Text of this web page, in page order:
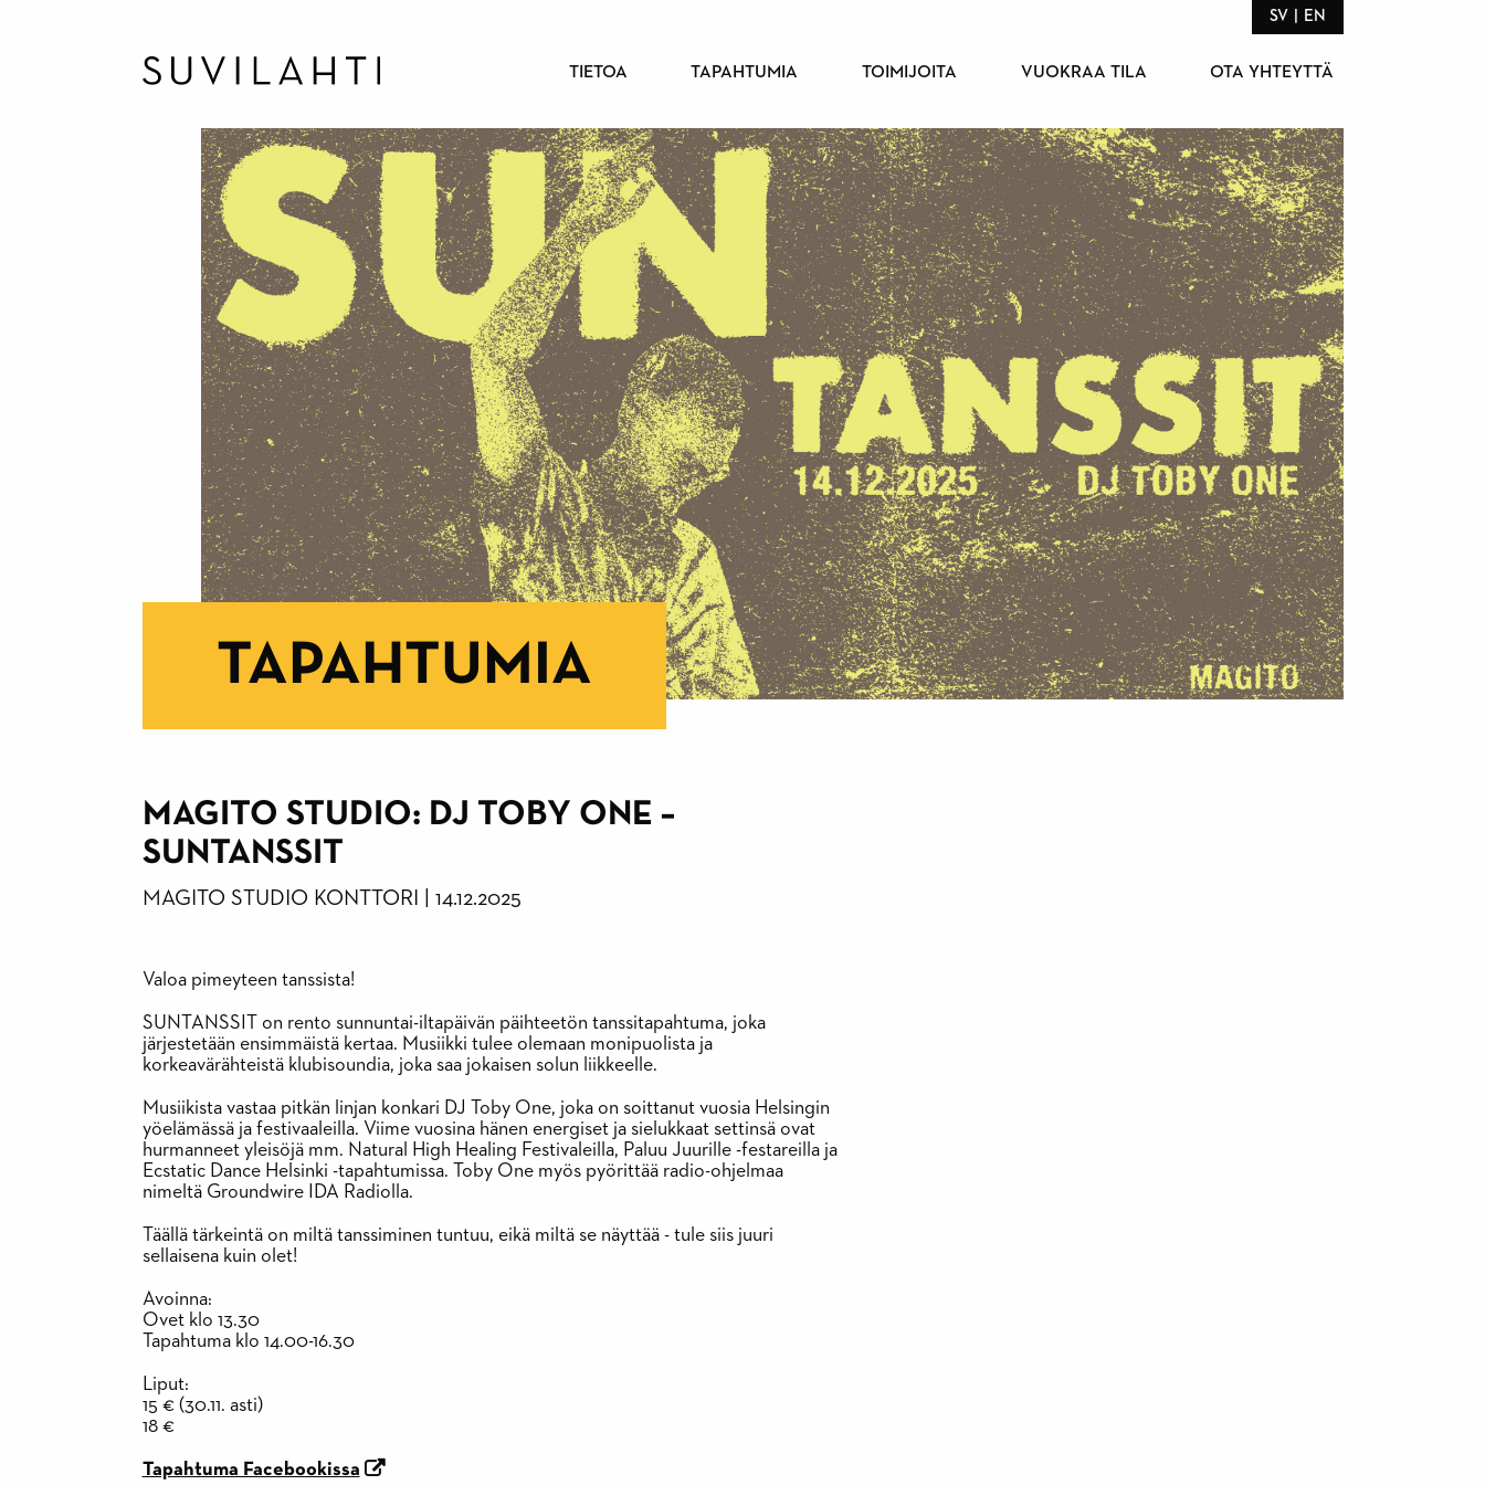
PÄÄVALIKKO
TIETOA TAPAHTUMIA TOIMIJOITA VUOKRAA TILA OTA YHTEYTTÄ
SV EN
TAPAHTUMIA
MAGITO STUDIO: DJ TOBY ONE –
SUNTANSSIT
MAGITO STUDIO KONTTORI 14.12.2025
Valoa pimeyteen tanssista!
SUNTANSSIT on rento sunnuntai-iltapäivän päihteetön tanssitapahtuma, joka
järjestetään ensimmäistä kertaa. Musiikki tulee olemaan monipuolista ja
korkeavärähteistä klubisoundia, joka saa jokaisen solun liikkeelle.
Musiikista vastaa pitkän linjan konkari DJ Toby One, joka on soittanut vuosia Helsingin
yöelämässä ja festivaaleilla. Viime vuosina hänen energiset ja sielukkaat settinsä ovat
hurmanneet yleisöjä mm. Natural High Healing Festivaleilla, Paluu Juurille -festareilla ja
Ecstatic Dance Helsinki -tapahtumissa. Toby One myös pyörittää radio-ohjelmaa
nimeltä Groundwire IDA Radiolla.
Täällä tärkeintä on miltä tanssiminen tuntuu, eikä miltä se näyttää - tule siis juuri
sellaisena kuin olet!
Avoinna:
Ovet klo 13.30
Tapahtuma klo 14.00-16.30
Liput:
15 € (30.11. asti)
18 €
Tapahtuma Facebookissa